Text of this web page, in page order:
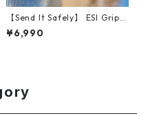
【Send It Safely】 ESI Grips
(NM CHRISTMAS CHILI)
¥6,990